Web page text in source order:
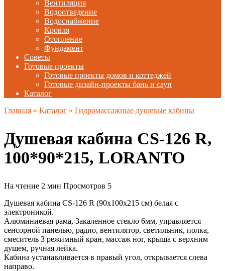
Вентиляция
Водоотведение
Водоснабжение
Кровля
Отопление
Фундамент
Советы
Готовые проекты
Готовые проекты домов и коттеджей
Готовые дизайн-проекты бань и саун
Каталог
Главная » Каталог » Гидромассажные душевые кабины
Душевая кабина CS-126 R,
100*90*215, LORANTO
На чтение 2 мин Просмотров 5
Душевая кабина CS-126 R (90x100x215 см) белая c
электроникой.
Алюминиевая рама, Закаленное стекло 6мм, управляется
сенсорной панелью, радио, вентилятор, светильник, полка,
смеситель 3 режимный кран, массаж ног, крыша с верхним
душем, ручная лейка.
Кабина устанавливается в правый угол, открывается слева
направо.